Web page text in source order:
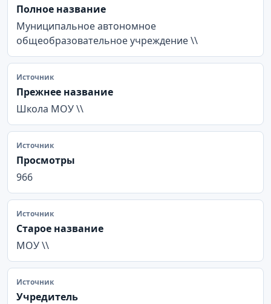
Полное название
Муниципальное автономное
общеобразовательное учреждение \\
Источник
Прежнее название
Школа МОУ \\
Источник
Просмотры
966
Источник
Старое название
МОУ \\
Источник
Учредитель